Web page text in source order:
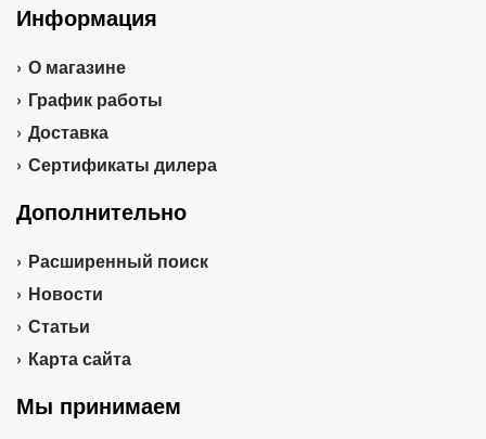
Информация
О магазине
График работы
Доставка
Сертификаты дилера
Дополнительно
Расширенный поиск
Новости
Статьи
Карта сайта
Мы принимаем